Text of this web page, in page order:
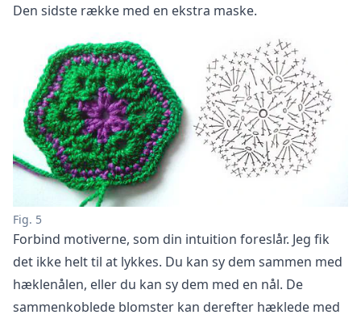
Den sidste række med en ekstra maske.
Fig. 5
Forbind motiverne, som din intuition foreslår. Jeg fik
det ikke helt til at lykkes. Du kan sy dem sammen med
hæklenålen, eller du kan sy dem med en nål. De
sammenkoblede blomster kan derefter hæklede med